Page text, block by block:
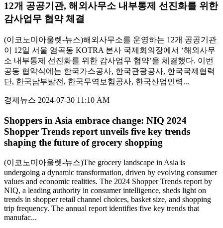
12개 공공기관, 해외사무소 내부통제 선진화를 위한
감사업무 협약 체결
(이코노미아울렛-뉴스)해외사무소를 운영하는 12개 공공기관
이 12일 서울 염곡동 KOTRA 본사 국제회의장에서 ‘해외사무
소 내부통제 선진화를 위한 감사업무 협약’을 체결했다. 이번
공동 협약식에는 한국가스공사, 한국관광공사, 한국국제협력
단, 한국남부발전, 한국무역보험공사, 한국산업인력...
경제뉴스 2024-07-30 11:10 AM
Shoppers in Asia embrace change: NIQ 2024
Shopper Trends report unveils five key trends
shaping the future of grocery shopping
(이코노미아울렛-뉴스)The grocery landscape in Asia is
undergoing a dynamic transformation, driven by evolving consumer
values and economic realities. The 2024 Shopper Trends report by
NIQ, a leading authority in consumer intelligence, sheds light on
trends in shopper retail channel choices, basket size, and shopping
trip frequency. The annual report identifies five key trends that
manufac...